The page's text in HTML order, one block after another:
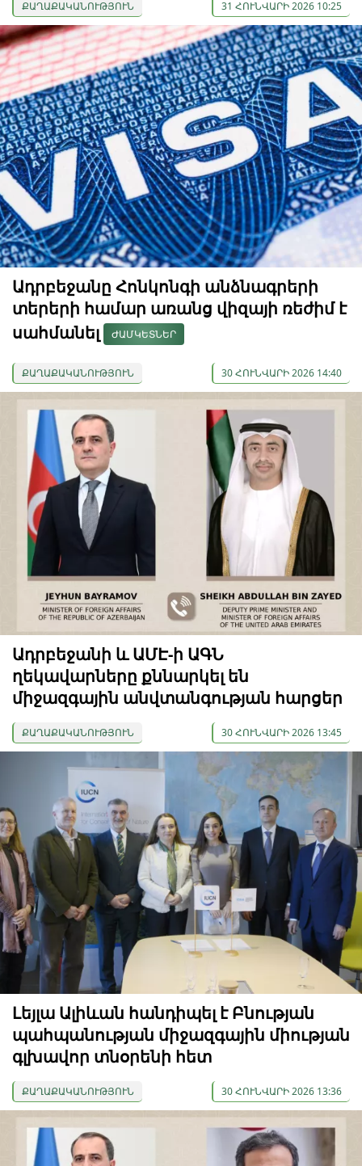
ՔԱՂԱՔԱԿԱՆՈՒԹՅՈՒՆ 31 ՀՈՒՆՎԱՐԻ 2026 10:25
Ադրբեջանը Հոնկոնգի անձնագրերի
տերերի համար առանց վիզայի ռեժիմ է
սահմանել
ԺԱՄԿԵՏՆԵՐ
ՔԱՂԱՔԱԿԱՆՈՒԹՅՈՒՆ 30 ՀՈՒՆՎԱՐԻ 2026 14:40
Ադրբեջանի և ԱՄԷ-ի ԱԳՆ
ղեկավարները քննարկել են
միջազգային անվտանգության հարցեր
ՔԱՂԱՔԱԿԱՆՈՒԹՅՈՒՆ 30 ՀՈՒՆՎԱՐԻ 2026 13:45
Լեյլա Ալիևան հանդիպել է Բնության
պահպանության միջազգային միության
գլխավոր տնօրենի հետ
ՔԱՂԱՔԱԿԱՆՈՒԹՅՈՒՆ 30 ՀՈՒՆՎԱՐԻ 2026 13:36